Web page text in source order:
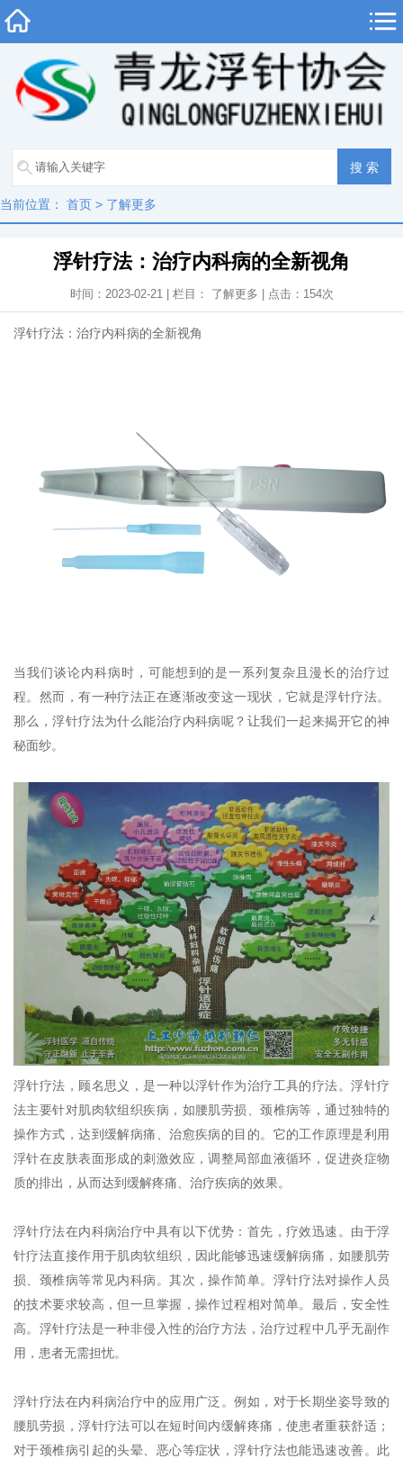
当前位置： 首页 > 了解更多
浮针疗法：治疗内科病的全新视角
时间：2023-02-21 | 栏目： 了解更多 | 点击： 154次
浮针疗法：治疗内科病的全新视角
当我们谈论内科病时，可能想到的是一系列复杂且漫长的治疗过
程。然而，有一种疗法正在逐渐改变这一现状，它就是浮针疗法。
那么，浮针疗法为什么能治疗内科病呢？让我们一起来揭开它的神
秘面纱。
浮针疗法，顾名思义，是一种以浮针作为治疗工具的疗法。浮针疗
法主要针对肌肉软组织疾病，如腰肌劳损、颈椎病等，通过独特的
操作方式，达到缓解病痛、治愈疾病的目的。它的工作原理是利用
浮针在皮肤表面形成的刺激效应，调整局部血液循环，促进炎症物
质的排出，从而达到缓解疼痛、治疗疾病的效果。
浮针疗法在内科病治疗中具有以下优势：首先，疗效迅速。由于浮
针疗法直接作用于肌肉软组织，因此能够迅速缓解病痛，如腰肌劳
损、颈椎病等常见内科病。其次，操作简单。浮针疗法对操作人员
的技术要求较高，但一旦掌握，操作过程相对简单。最后，安全性
高。浮针疗法是一种非侵入性的治疗方法，治疗过程中几乎无副作
用，患者无需担忧。
浮针疗法在内科病治疗中的应用广泛。例如，对于长期坐姿导致的
腰肌劳损，浮针疗法可以在短时间内缓解疼痛，使患者重获舒适；
对于颈椎病引起的头晕、恶心等症状，浮针疗法也能迅速改善。此